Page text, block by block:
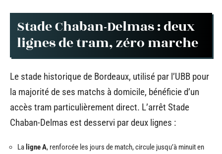
Stade Chaban-Delmas : deux
lignes de tram, zéro marche
Le stade historique de Bordeaux, utilisé par l’UBB pour
la majorité de ses matchs à domicile, bénéficie d’un
accès tram particulièrement direct. L’arrêt Stade
Chaban-Delmas est desservi par deux lignes :
La ligne A, renforcée les jours de match, circule jusqu’à minuit en